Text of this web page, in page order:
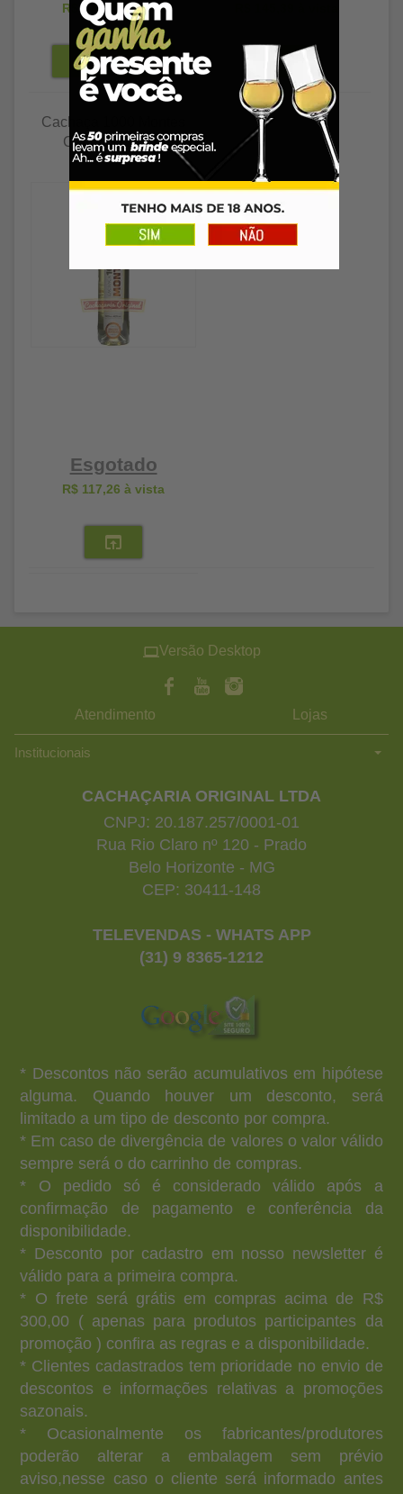
R$ 170,61 à vista
Cachaça 1000 Montes
Carvalho 500ml
Esgotado
R$ 117,26 à vista
Versão Desktop
Atendimento Lojas
Institucionais
CACHAÇARIA ORIGINAL LTDA
CNPJ: 20.187.257/0001-01
Rua Rio Claro nº 120 - Prado
Belo Horizonte - MG
CEP: 30411-148
TELEVENDAS - WHATS APP
(31) 9 8365-1212
* Descontos não serão acumulativos em hipótese
alguma. Quando houver um desconto, será
limitado a um tipo de desconto por compra.
* Em caso de divergência de valores o valor válido
sempre será o do carrinho de compras.
* O pedido só é considerado válido após a
confirmação de pagamento e conferência da
disponibilidade.
* Desconto por cadastro em nosso newsletter é
válido para a primeira compra.
* O frete será grátis em compras acima de R$
300,00 ( apenas para produtos participantes da
promoção ) confira as regras e a disponibilidade.
* Clientes cadastrados tem prioridade no envio de
descontos e informações relativas a promoções
sazonais.
* Ocasionalmente os fabricantes/produtores
poderão alterar a embalagem sem prévio
aviso,nesse caso o cliente será informado antes